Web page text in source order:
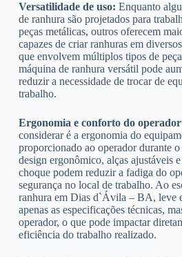
Versatilidade de uso: Enquanto
de ranhura são projetados para
peças metálicas, outros oferecem
capazes de criar ranhuras em
que envolvem múltiplos tipos de
máquina de ranhura versátil pode
reduzir a necessidade de trocar de
trabalho.
Ergonomia e conforto do
considerar é a ergonomia do
proporcionado ao operador durante
design ergonômico, alças ajustáveis
choque podem reduzir a fadiga do
segurança no local de trabalho. Ao
ranhura em Dias d`Ávila – BA, leve
apenas as especificações técnicas,
operador, o que pode impactar
eficiência do trabalho realizado.